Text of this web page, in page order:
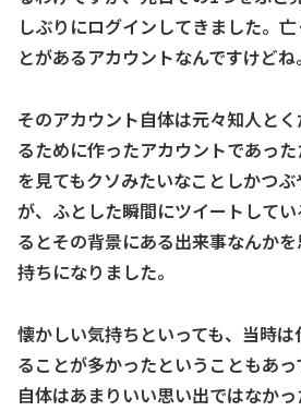
しぶりにログインしてきました。
とがあるアカウントなんですけどね。
そのアカウント自体は元々知人と
るために作ったアカウントであっ
を見てもクソみたいなことしかつ
が、ふとした瞬間にツイートして
るとその背景にある出来事なんか
持ちになりました。
懐かしい気持ちといっても、当時
ることが多かったということもあ
自体はあまりいい思い出ではなか